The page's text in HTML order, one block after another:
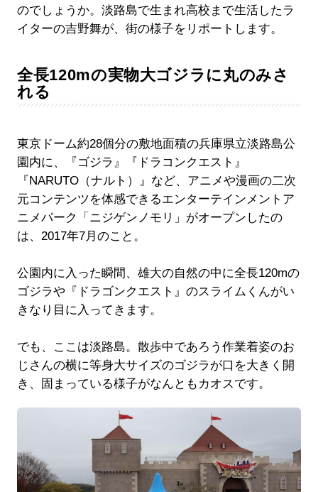
のでしょうか。淡路島で生まれ高校まで生活したラ
イターの吉野舞が、街の様子をリポートします。
全長120mの実物大ゴジラに丸のみさ
れる
東京ドーム約28個分の敷地面積の兵庫県立淡路島公
園内に、『ゴジラ』『ドラコンクエスト』
『NARUTO（ナルト）』など、アニメや漫画の二次
元コンテンツを体感できるエンターテインメントア
ニメパーク「ニジゲンノモリ」がオープンしたの
は、2017年7月のこと。
公園内に入った瞬間、雄大の自然の中に全長120mの
ゴジラや『ドラゴンクエスト』のスライムくんがい
きなり目に入ってきます。
でも、ここは淡路島。散歩中であろう作業着姿のお
じさんの横に等身大サイズのゴジラが口を大きく開
き、固まっている様子がなんともカオスです。